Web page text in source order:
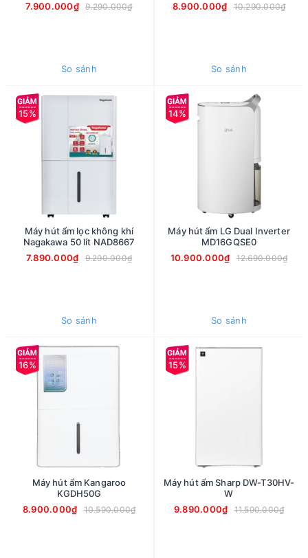
7.900.000₫ 9.290.000₫
So sánh
8.900.000₫
10.290.000₫
So sánh
15%
Máy hút ẩm lọc không khí
Nagakawa 50 lít NAD8667
7.890.000₫
9.290.000₫
So sánh
14%
Máy hút ẩm LG Dual Inverter
MD16GQSE0
10.900.000₫
12.690.000₫
So sánh
16%
Máy hút ẩm Kangaroo
KGDH50G
8.900.000₫
10.590.000₫
15%
Máy hút ẩm Sharp DW-T30HV-
W
9.890.000₫
11.590.000₫